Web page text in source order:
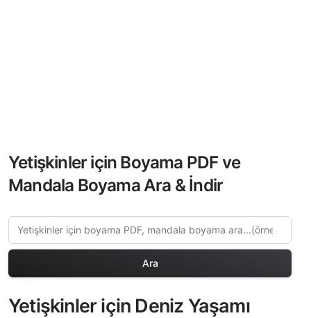
Yetişkinler için Boyama PDF ve
Mandala Boyama Ara & İndir
Ara
Yetişkinler için Deniz Yaşamı